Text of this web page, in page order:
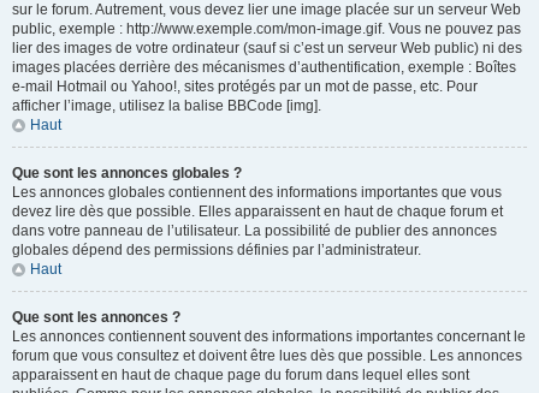
sur le forum. Autrement, vous devez lier une image placée sur un serveur Web
public, exemple : http://www.exemple.com/mon-image.gif. Vous ne pouvez pas
lier des images de votre ordinateur (sauf si c’est un serveur Web public) ni des
images placées derrière des mécanismes d’authentification, exemple : Boîtes
e-mail Hotmail ou Yahoo!, sites protégés par un mot de passe, etc. Pour
afficher l’image, utilisez la balise BBCode [img].
Haut
Que sont les annonces globales ?
Les annonces globales contiennent des informations importantes que vous
devez lire dès que possible. Elles apparaissent en haut de chaque forum et
dans votre panneau de l’utilisateur. La possibilité de publier des annonces
globales dépend des permissions définies par l’administrateur.
Haut
Que sont les annonces ?
Les annonces contiennent souvent des informations importantes concernant le
forum que vous consultez et doivent être lues dès que possible. Les annonces
apparaissent en haut de chaque page du forum dans lequel elles sont